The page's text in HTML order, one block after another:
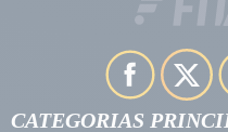
CATEGORIAS